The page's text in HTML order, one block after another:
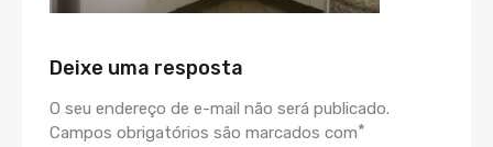
Deixe uma resposta
O seu endereço de e-mail não será publicado.
Campos obrigatórios são marcados com*